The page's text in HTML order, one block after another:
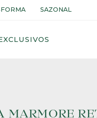
SAZONAL
MARMORE